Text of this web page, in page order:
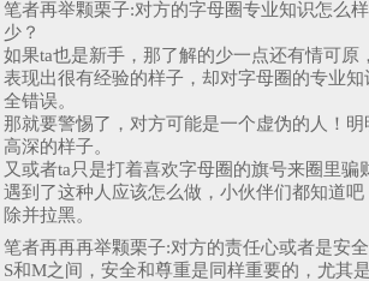
笔者再举颗栗子:​对方的字母圈专业知识怎么
少？
如果ta也是新手，那了解的少一点还有情可原
表现出很有经验的样子，却对字母圈的专业
全错误。
那就要警惕了，对方可能是一个虚伪的人！
高深的样子。
又或者ta只是打着喜欢字母圈的旗号来圈里骗
遇到了这种人应该怎么做，小伙伴们都知道吧
除并拉黑。
笔者再再再举颗栗子:对方的责任心或者是安全
S和M之间，安全和尊重是同样重要的，尤其